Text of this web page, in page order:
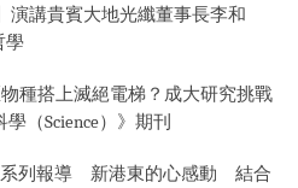
】演講貴賓大地光纖董事長李和
學
種搭上滅絕電梯？成大研究挑戰
（Science）》期刊
系列報導 新港東的心感動 結合